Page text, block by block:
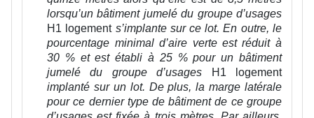
lorsqu’un bâtiment jumelé du groupe d’usages
H1 logement s’implante sur ce lot. En outre, le
pourcentage minimal d’aire verte est réduit à
30 % et est établi à 25 % pour un bâtiment
jumelé du groupe d’usages
H1 logement
implanté sur un lot. De plus, la marge latérale
pour ce dernier type de bâtiment de ce groupe